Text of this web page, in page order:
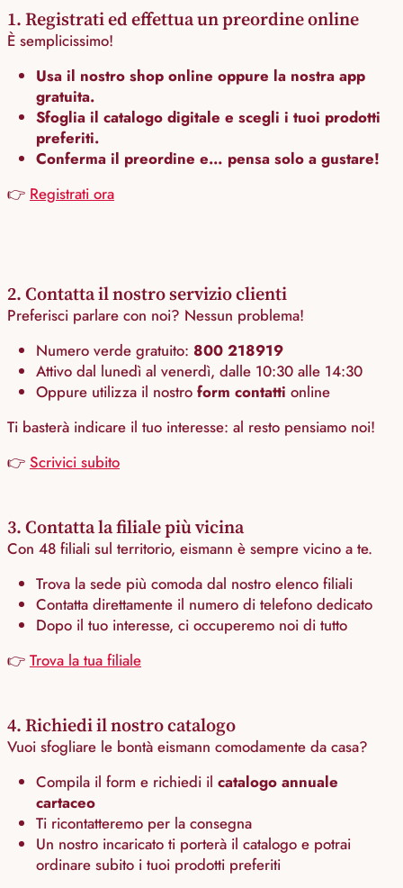
1. Registrati ed effettua un preordine online
È semplicissimo!
Usa il nostro shop online oppure la nostra app
gratuita.
Sfoglia il catalogo digitale e scegli i tuoi prodotti
preferiti.
Conferma il preordine e… pensa solo a gustare!
👉 Registrati ora
2. Contatta il nostro servizio clienti
Preferisci parlare con noi? Nessun problema!
Numero verde gratuito: 800 218919
Attivo dal lunedì al venerdì, dalle 10:30 alle 14:30
Oppure utilizza il nostro form contatti online
Ti basterà indicare il tuo interesse: al resto pensiamo noi!
👉 Scrivici subito
3. Contatta la filiale più vicina
Con 48 filiali sul territorio, eismann è sempre vicino a te.
Trova la sede più comoda dal nostro elenco filiali
Contatta direttamente il numero di telefono dedicato
Dopo il tuo interesse, ci occuperemo noi di tutto
👉 Trova la tua filiale
4. Richiedi il nostro catalogo
Vuoi sfogliare le bontà eismann comodamente da casa?
Compila il form e richiedi il catalogo annuale
cartaceo
Ti ricontatteremo per la consegna
Un nostro incaricato ti porterà il catalogo e potrai
ordinare subito i tuoi prodotti preferiti